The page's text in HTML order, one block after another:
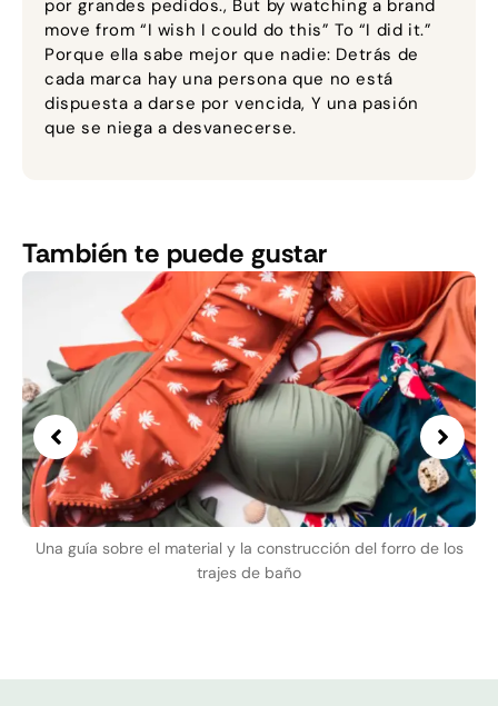
por grandes pedidos., But by watching a brand
move from “I wish I could do this” To “I did it.”
Porque ella sabe mejor que nadie: Detrás de
cada marca hay una persona que no está
dispuesta a darse por vencida, Y una pasión
que se niega a desvanecerse.
También te puede gustar
Una guía sobre el material y la construcción del forro de los
trajes de baño